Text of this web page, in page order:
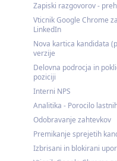
Zapiski razgovorov -
Vticnik Google Chrome
LinkedIn
Nova kartica kandidata
verzije
Delovna podrocja in
poziciji
Interni NPS
Analitika - Porocilo
Odobravanje zahtevkov
Premikanje sprejetih
Izbrisani in blokirani